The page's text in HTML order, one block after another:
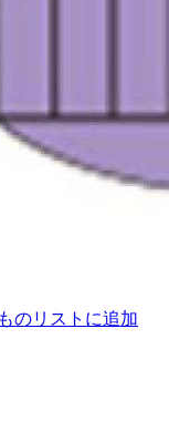
のリストに追加